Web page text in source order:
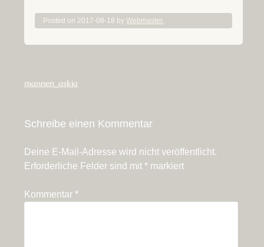
Posted on 2017-08-18 byWebmaster.
Beitragsnavigation
mannen_askja
Schreibe einen Kommentar
Deine E-Mail-Adresse wird nicht veröffentlicht.
Erforderliche Felder sind mit* markiert
Kommentar*